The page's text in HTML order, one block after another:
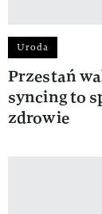
Uroda
Przestań
syncing to
zdrowie